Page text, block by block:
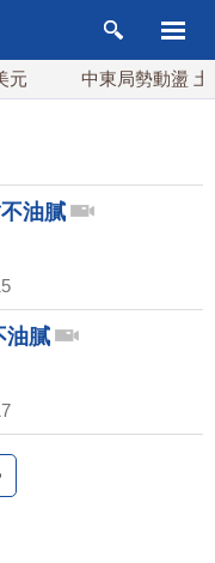
中東局勢動盪 土
油膩
油膩